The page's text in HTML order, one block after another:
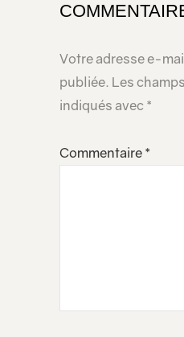
Votre adresse e-
publiée. Les
indiqués avec *
Commentaire *